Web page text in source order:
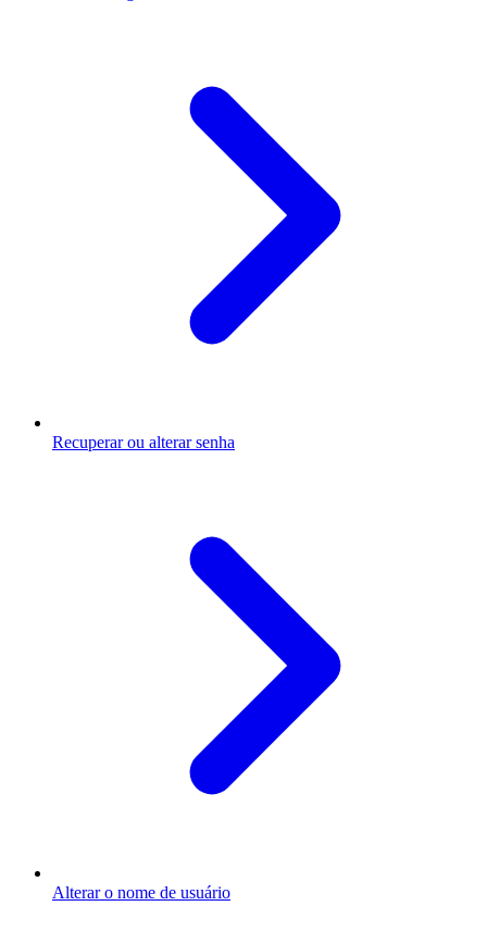
Recuperar ou alterar senha
Alterar o nome de usuário